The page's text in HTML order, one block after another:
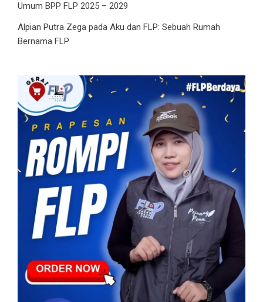
Umum BPP FLP 2025 – 2029
Alpian Putra Zega pada Aku dan FLP: Sebuah Rumah
Bernama FLP